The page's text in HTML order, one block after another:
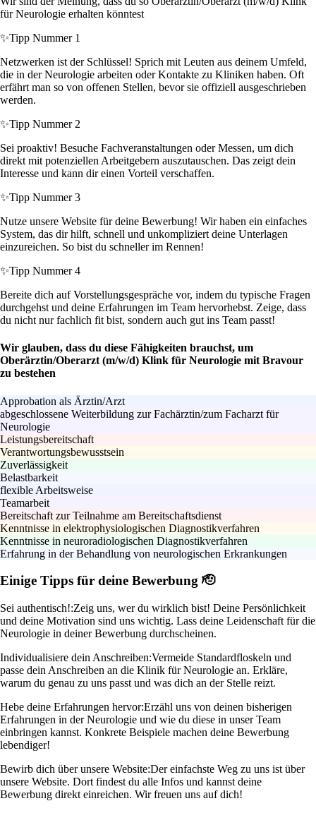
für Neurologie erhalten könntest
✨Tipp Nummer 1
Netzwerken ist der Schlüssel! Sprich mit Leuten aus deinem Umfeld,
die in der Neurologie arbeiten oder Kontakte zu Kliniken haben. Oft
erfährt man so von offenen Stellen, bevor sie offiziell ausgeschrieben
werden.
✨Tipp Nummer 2
Sei proaktiv! Besuche Fachveranstaltungen oder Messen, um dich
direkt mit potenziellen Arbeitgebern auszutauschen. Das zeigt dein
Interesse und kann dir einen Vorteil verschaffen.
✨Tipp Nummer 3
Nutze unsere Website für deine Bewerbung! Wir haben ein einfaches
System, das dir hilft, schnell und unkompliziert deine Unterlagen
einzureichen. So bist du schneller im Rennen!
✨Tipp Nummer 4
Bereite dich auf Vorstellungsgespräche vor, indem du typische Fragen
durchgehst und deine Erfahrungen im Team hervorhebst. Zeige, dass
du nicht nur fachlich fit bist, sondern auch gut ins Team passt!
Wir glauben, dass du diese Fähigkeiten brauchst, um
Oberärztin/Oberarzt (m/w/d) Klink für Neurologie mit Bravour
zu bestehen
Approbation als Ärztin/Arzt
abgeschlossene Weiterbildung zur Fachärztin/zum Facharzt für
Neurologie
Leistungsbereitschaft
Verantwortungsbewusstsein
Zuverlässigkeit
Belastbarkeit
flexible Arbeitsweise
Teamarbeit
Bereitschaft zur Teilnahme am Bereitschaftsdienst
Kenntnisse in elektrophysiologischen Diagnostikverfahren
Kenntnisse in neuroradiologischen Diagnostikverfahren
Erfahrung in der Behandlung von neurologischen Erkrankungen
Einige Tipps für deine Bewerbung 🫡
Sei authentisch!:Zeig uns, wer du wirklich bist! Deine Persönlichkeit
und deine Motivation sind uns wichtig. Lass deine Leidenschaft für die
Neurologie in deiner Bewerbung durchscheinen.
Individualisiere dein Anschreiben:Vermeide Standardfloskeln und
passe dein Anschreiben an die Klinik für Neurologie an. Erkläre,
warum du genau zu uns passt und was dich an der Stelle reizt.
Hebe deine Erfahrungen hervor:Erzähl uns von deinen bisherigen
Erfahrungen in der Neurologie und wie du diese in unser Team
einbringen kannst. Konkrete Beispiele machen deine Bewerbung
lebendiger!
Bewirb dich über unsere Website:Der einfachste Weg zu uns ist über
unsere Website. Dort findest du alle Infos und kannst deine
Bewerbung direkt einreichen. Wir freuen uns auf dich!